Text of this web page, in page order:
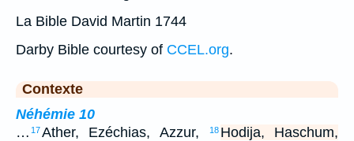
La Bible David Martin 1744
Darby Bible courtesy of CCEL.org.
Contexte
Néhémie 10
… 17Ather, Ezéchias, Azzur, 18 Hodija, Haschum,